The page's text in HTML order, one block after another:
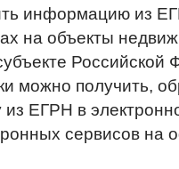
информацию из
на объекты
Российской
можно получить,
ЕГРН в
сервисов на